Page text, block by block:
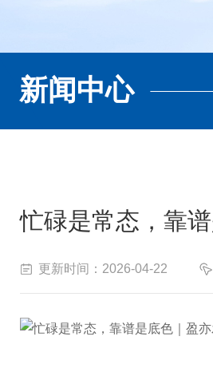
新闻中心
忙碌是常态，靠
更新时间：2026-04-22